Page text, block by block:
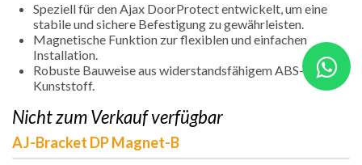
Speziell für den Ajax DoorProtect entwickelt, um eine
stabile und sichere Befestigung zu gewährleisten.
Magnetische Funktion zur flexiblen und einfachen
Installation.
Robuste Bauweise aus widerstandsfähigem ABS-
Kunststoff.
Nicht zum Verkauf verfügbar
AJ-Bracket DP Magnet-B